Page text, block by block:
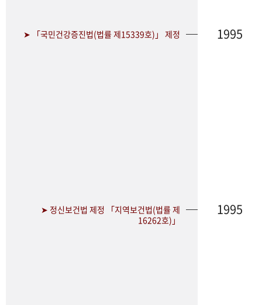
➤ 「국민건강증진법(법률 제15339호)」 제정 1995
➤ 정신보건법 제정 「지역보건법(법률 제
16262호)」
1995